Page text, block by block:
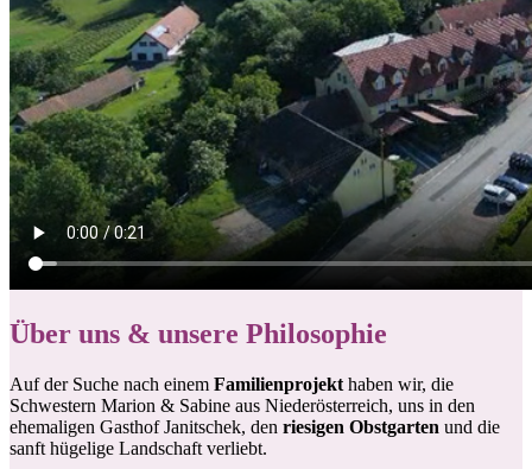
Über uns & unsere Philosophie
Auf der Suche nach einem Familienprojekt haben wir, die
Schwestern Marion & Sabine aus Niederösterreich, uns in den
ehemaligen Gasthof Janitschek, den riesigen Obstgarten und die
sanft hügelige Landschaft verliebt.